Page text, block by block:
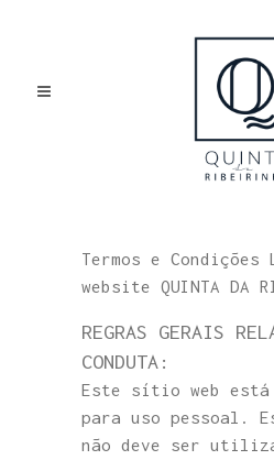
Termos e Condições
website QUINTA DA
REGRAS GERAIS
CONDUTA:
Este sítio web está
para uso pessoal.
não deve ser